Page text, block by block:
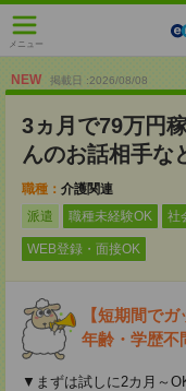
メニュー
NEW 掲載日 :2026/08/08
3ヵ月で79万円
んのお話相手な
職種： 介護関連
派遣
職種未経験OK 社
WEB登録・面接OK
【短期間で
年齢・学歴不
▼まずは試しに2カ月～